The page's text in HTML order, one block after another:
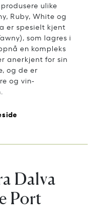
ulike
Ruby, White og
er spesielt kjent
som lagres i
en kompleks
anerkjent for sin
og de er
og vin-
Dalva
Port